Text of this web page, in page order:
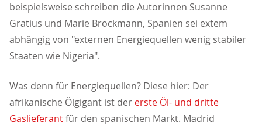
beispielsweise schreiben die Autorinnen Susanne
Gratius und Marie Brockmann, Spanien sei extem
abhängig von "externen Energiequellen wenig stabiler
Staaten wie Nigeria".
Was denn für Energiequellen? Diese hier: Der
afrikanische Ölgigant ist der erste Öl- und dritte
Gaslieferantfür den spanischen Markt. Madrid